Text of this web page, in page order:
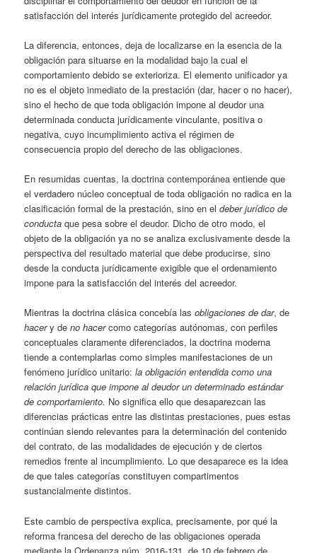
satisfacción del interés jurídicamente protegido del acreedor.
La diferencia, entonces, deja de localizarse en la esencia de la
obligación para situarse en la modalidad bajo la cual el
comportamiento debido se exterioriza. El elemento unificador ya
no es el objeto inmediato de la prestación (dar, hacer o no hacer),
sino el hecho de que toda obligación impone al deudor una
determinada conducta jurídicamente vinculante, positiva o
negativa, cuyo incumplimiento activa el régimen de
consecuencia propio del derecho de las obligaciones.
En resumidas cuentas, la doctrina contemporánea entiende que
el verdadero núcleo conceptual de toda obligación no radica en la
clasificación formal de la prestación, sino en eldeber jurídico de
conducta que pesa sobre el deudor. Dicho de otro modo, el
objeto de la obligación ya no se analiza exclusivamente desde la
perspectiva del resultado material que debe producirse, sino
desde la conducta jurídicamente exigible que el ordenamiento
impone para la satisfacción del interés del acreedor.
Mientras la doctrina clásica concebía lasobligaciones de dar, de
hacery deno hacercomo categorías autónomas, con perfiles
conceptuales claramente diferenciados, la doctrina moderna
tiende a contemplarlas como simples manifestaciones de un
fenómeno jurídico unitario:la obligación entendida como una
relación jurídica que impone al deudor un determinado estándar
de comportamiento. No significa ello que desaparezcan las
diferencias prácticas entre las distintas prestaciones, pues estas
continúan siendo relevantes para la determinación del contenido
del contrato, de las modalidades de ejecución y de ciertos
remedios frente al incumplimiento. Lo que desaparece es la idea
de que tales categorías constituyen compartimentos
sustancialmente distintos.
Este cambio de perspectiva explica, precisamente, por qué la
reforma francesa del derecho de las obligaciones operada
mediante la Ordenanza núm. 2016-131, de 10 de febrero de